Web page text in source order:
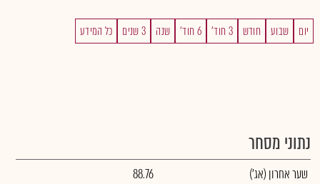
יום שבוע חודש 3 חוד' 6 חוד' שנה 3 שנים כל המידע
נתוני מסחר
שער אחרון (אג')
88.76